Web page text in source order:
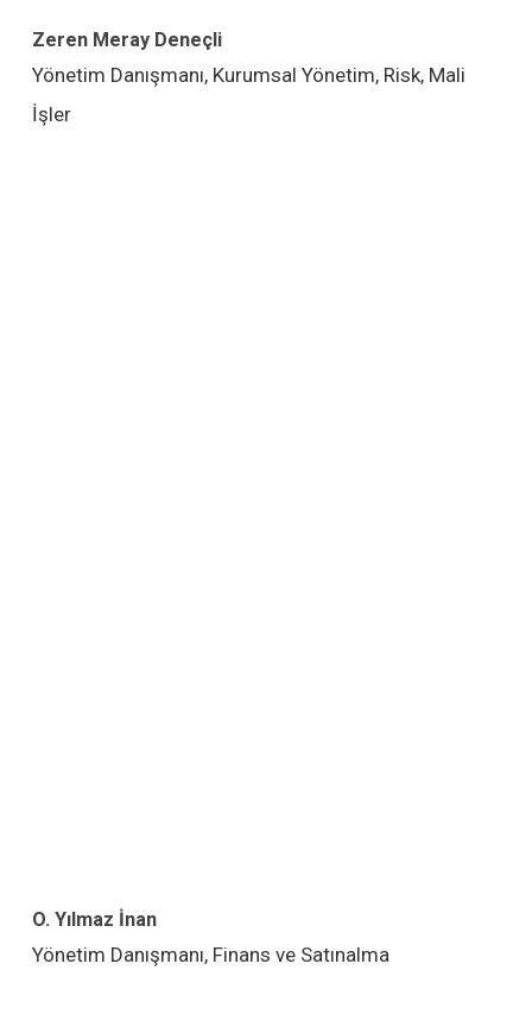
Zeren Meray Deneçli
Yönetim Danışmanı, Kurumsal Yönetim, Risk, Mali
İşler
O. Yılmaz İnan
Yönetim Danışmanı, Finans ve Satınalma